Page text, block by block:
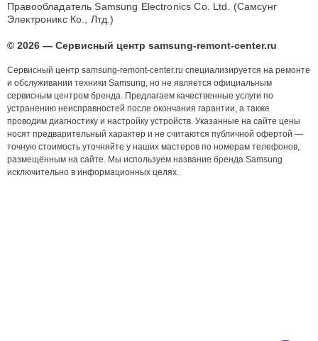
Правообладатель Samsung Electronics Co. Ltd. (Самсунг
Электроникс Ко., Лтд.)
© 2026 — Сервисный центр samsung-remont-center.ru
Сервисный центр samsung-remont-center.ru специализируется на ремонте
и обслуживании техники Samsung, но не является официальным
сервисным центром бренда. Предлагаем качественные услуги по
устранению неисправностей после окончания гарантии, а также
проводим диагностику и настройку устройств. Указанные на сайте цены
носят предварительный характер и не считаются публичной офертой —
точную стоимость уточняйте у наших мастеров по номерам телефонов,
размещённым на сайте. Мы используем название бренда Samsung
исключительно в информационных целях.